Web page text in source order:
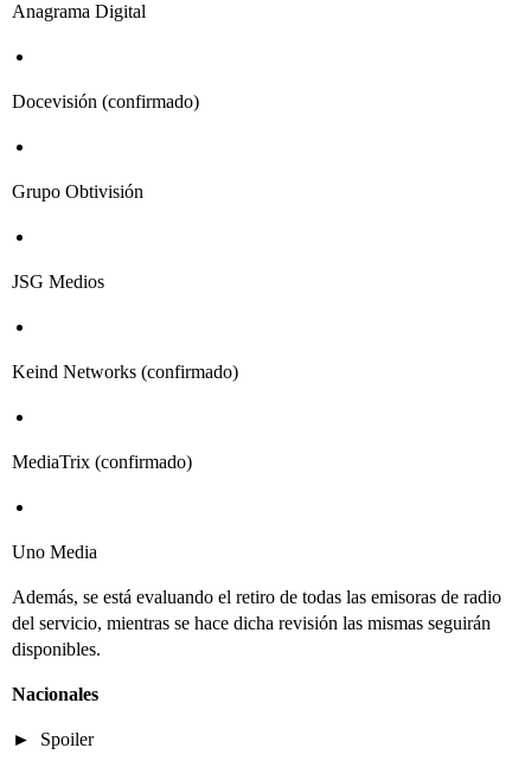
Anagrama Digital
Docevisión (confirmado)
Grupo Obtivisión
JSG Medios
Keind Networks (confirmado)
MediaTrix (confirmado)
Uno Media
Además, se está evaluando el retiro de todas las emisoras de radio
del servicio, mientras se hace dicha revisión las mismas seguirán
disponibles.
Nacionales
Spoiler